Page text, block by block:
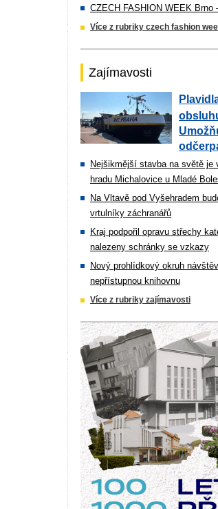
CZECH FASHION WEEK Brno
Více z rubriky czech fashion
Zajímavosti
Nejšikmější stavba na světě je
hradu Michalovice u Mladé
Na Vltavě pod Vyšehradem
vrtulníky záchranářů
Kraj podpořil opravu střechy
nalezeny schránky se vzkazy
Nový prohlídkový okruh
nepřístupnou knihovnu
Více z rubriky zajímavosti